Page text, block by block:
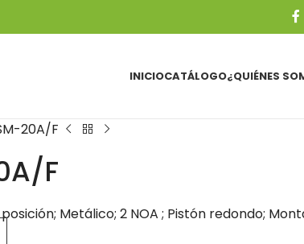
INICIOCATÁLOGO¿QUIÉNES
20A/F
F
Metálico; 2 NOA ; Pistón redondo;